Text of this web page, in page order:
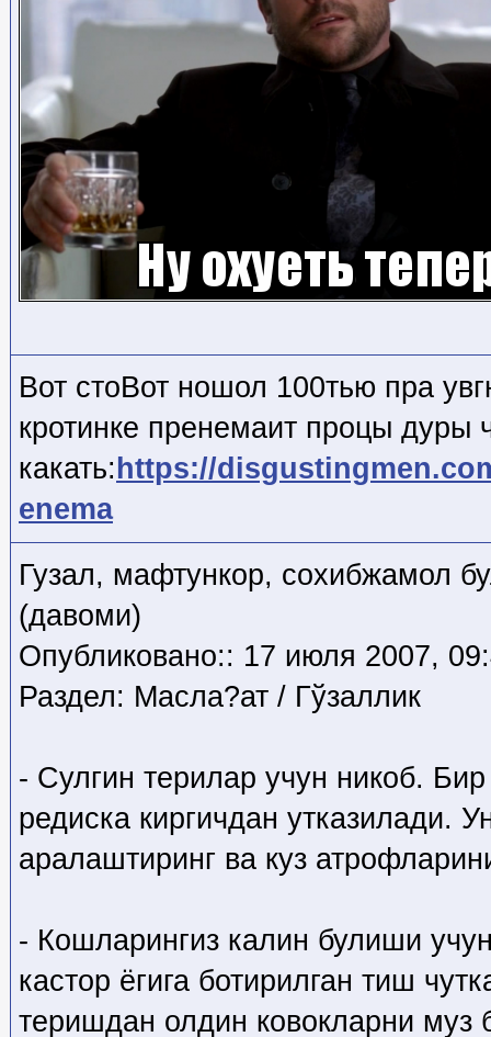
Вот стоВот ношол 100тью пра
кротинке пренемаит процы дуры
какать: https://
enema
Гузал, мафтункор, сохибжамол
(давоми)
Опубликовано:: 17 июля 2007,
Раздел: Масла?ат / Гўзаллик
- Сулгин терилар учун никоб.
редиска киргичдан утказилади.
аралаштиринг ва куз
- Кошларингиз калин булиши
кастор ёгига ботирилган тиш
теришдан олдин ковокларни муз